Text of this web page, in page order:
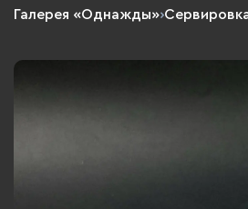
Галерея «Однажды»›